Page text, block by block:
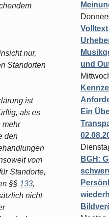
nur,
Standorten
ist
als es
mehr
den
vom
Standorte,
§§ 133,
nicht
und
Ein
BGH: